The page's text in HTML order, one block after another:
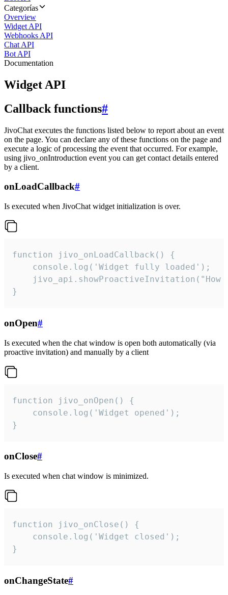
Categorías
Overview
Widget API
Webhooks API
Chat API
Bot API
Documentation
Widget API
Callback functions#
JivoChat executes the functions listed below to report about an event
on the page. You can declare any of these functions on the page and
execute a logic of processing the event that occurred. For example,
using jivo_onIntroduction event you can get contact details entered
by a client.
onLoadCallback#
Is executed when JivoChat widget initialization is over.
function jivo_onLoadCallback() {
    console.log('Widget fully loaded');
jivo_api.showProactiveInvitation("How
}
onOpen#
Is executed when the chat window is open both automatically (via
proactive invitation) and manually by a client
function jivo_onOpen() {
    console.log('Widget opened');
}
onClose#
Is executed when chat window is minimized.
function jivo_onClose() {
    console.log('Widget closed');
}
onChangeState#